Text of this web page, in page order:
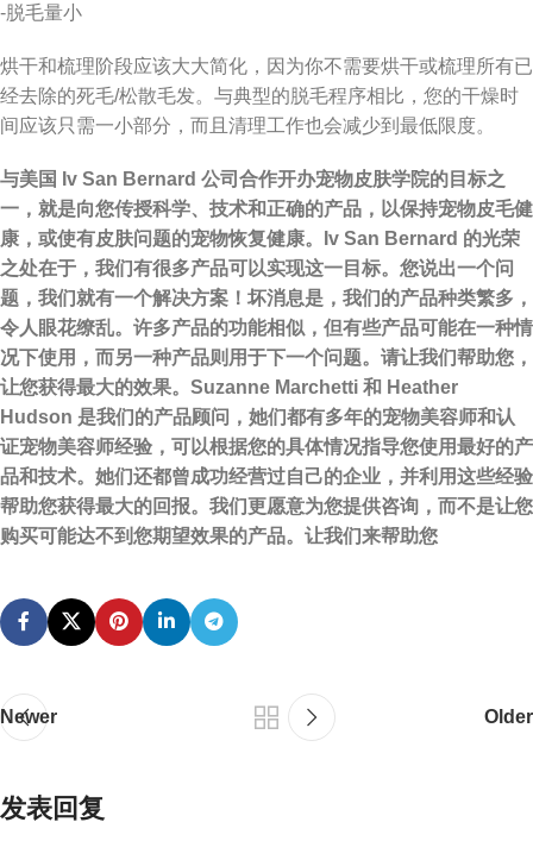
-脱毛量小
烘干和梳理阶段应该大大简化，因为你不需要烘干或梳理所有已
经去除的死毛/松散毛发。与典型的脱毛程序相比，您的干燥时
间应该只需一小部分，而且清理工作也会减少到最低限度。
与美国 Iv San Bernard 公司合作开办宠物皮肤学院的目标之
一，就是向您传授科学、技术和正确的产品，以保持宠物皮毛健
康，或使有皮肤问题的宠物恢复健康。Iv San Bernard 的光荣
之处在于，我们有很多产品可以实现这一目标。您说出一个问
题，我们就有一个解决方案！坏消息是，我们的产品种类繁多，
令人眼花缭乱。许多产品的功能相似，但有些产品可能在一种情
况下使用，而另一种产品则用于下一个问题。请让我们帮助您，
让您获得最大的效果。Suzanne Marchetti 和 Heather
Hudson 是我们的产品顾问，她们都有多年的宠物美容师和认
证宠物美容师经验，可以根据您的具体情况指导您使用最好的产
品和技术。她们还都曾成功经营过自己的企业，并利用这些经验
帮助您获得最大的回报。我们更愿意为您提供咨询，而不是让您
购买可能达不到您期望效果的产品。让我们来帮助您
Newer Older
发表回复